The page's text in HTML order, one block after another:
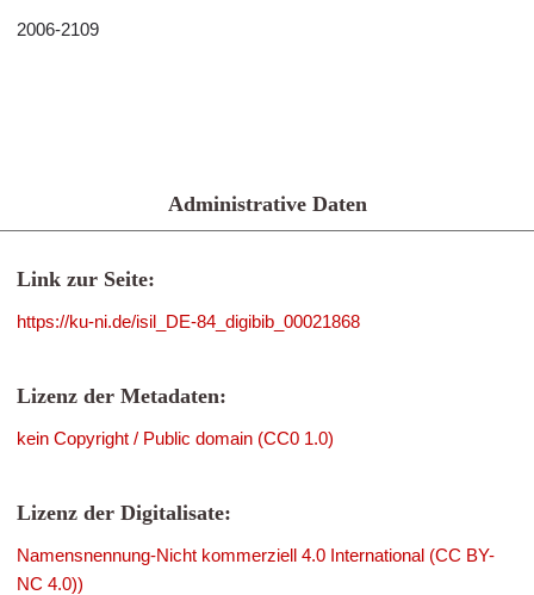
2006-2109
Administrative Daten
Link zur Seite:
https://ku-ni.de/isil_DE-84_digibib_00021868
Lizenz der Metadaten:
kein Copyright / Public domain (CC0 1.0)
Lizenz der Digitalisate:
Namensnennung-Nicht kommerziell 4.0 International (CC BY-
NC 4.0))